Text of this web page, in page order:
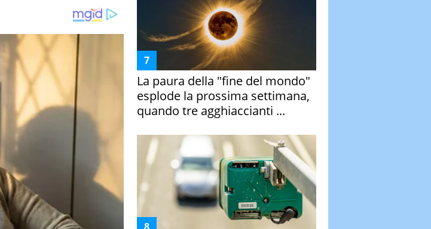
La paura della "fine del mondo"
esplode la prossima settimana,
quando tre agghiaccianti ...